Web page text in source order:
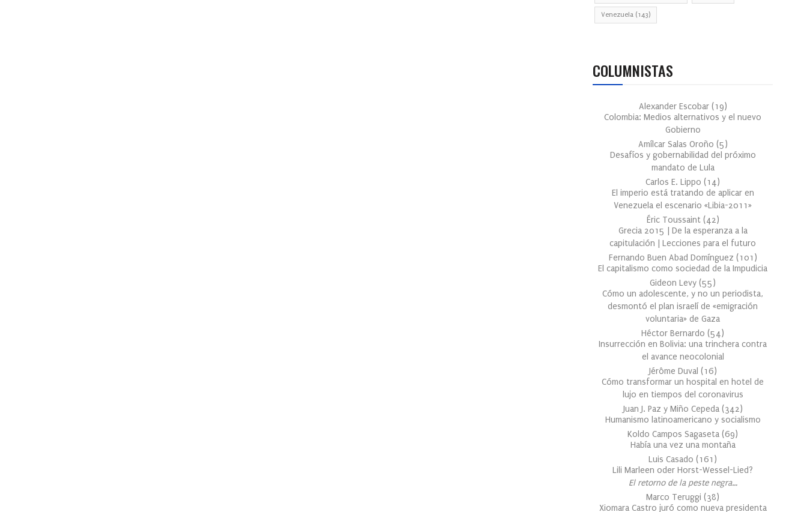
Venezuela (143)
COLUMNISTAS
Alexander Escobar (19)
Colombia: Medios alternativos y el nuevo
Gobierno
Amílcar Salas Oroño (5)
Desafíos y gobernabilidad del próximo
mandato de Lula
Carlos E. Lippo (14)
El imperio está tratando de aplicar en
Venezuela el escenario «Libia-2011»
Éric Toussaint (42)
Grecia 2015 | De la esperanza a la
capitulación | Lecciones para el futuro
Fernando Buen Abad Domínguez (101 )
El capitalismo como sociedad de la Impudicia
Gideon Levy (55)
Cómo un adolescente, y no un periodista,
desmontó el plan israelí de «emigración
voluntaria» de Gaza
Héctor Bernardo (54)
Insurrección en Bolivia: una trinchera contra
el avance neocolonial
Jérôme Duval (16)
Cómo transformar un hospital en hotel de
lujo en tiempos del coronavirus
Juan J. Paz y Miño Cepeda (342)
Humanismo latinoamericano y socialismo
Koldo Campos Sagaseta (69)
Había una vez una montaña
Luis Casado (161 )
Lili Marleen oder Horst-Wessel-Lied?
El retorno de la peste negra…
Marco Teruggi (38)
Xiomara Castro juró como nueva presidenta